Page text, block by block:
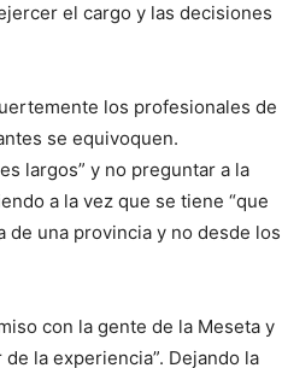
el cargo y las decisiones
los profesionales de
se equivoquen.
largos” y no preguntar a la
a la vez que se tiene “que
de una provincia y no desde los
con la gente de la Meseta y
la experiencia”. Dejando la